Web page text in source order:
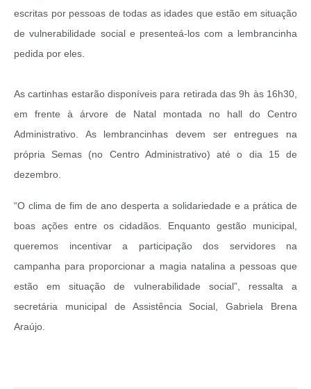
escritas por pessoas de todas as idades que estão em situação
de vulnerabilidade social e presenteá-los com a lembrancinha
pedida por eles.
As cartinhas estarão disponíveis para retirada das 9h às 16h30,
em frente à árvore de Natal montada no hall do Centro
Administrativo. As lembrancinhas devem ser entregues na
própria Semas (no Centro Administrativo) até o dia 15 de
dezembro.
“O clima de fim de ano desperta a solidariedade e a prática de
boas ações entre os cidadãos. Enquanto gestão municipal,
queremos incentivar a participação dos servidores na
campanha para proporcionar a magia natalina a pessoas que
estão em situação de vulnerabilidade social”, ressalta a
secretária municipal de Assistência Social, Gabriela Brena
Araújo.